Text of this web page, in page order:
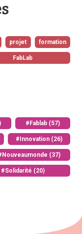
projet formation
FabLab
#Fablab (57)
#Innovation (26)
(37)
#Solidarité (20)